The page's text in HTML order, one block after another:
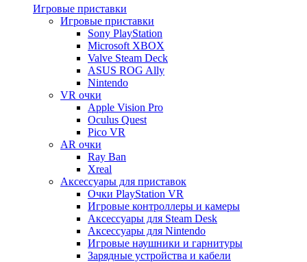
Игровые приставки
Игровые приставки
Sony PlayStation
Microsoft XBOX
Valve Steam Deck
ASUS ROG Ally
Nintendo
VR очки
Apple Vision Pro
Oculus Quest
Pico VR
AR очки
Ray Ban
Xreal
Аксессуары для приставок
Очки PlayStation VR
Игровые контроллеры и камеры
Аксессуары для Steam Desk
Аксессуары для Nintendo
Игровые наушники и гарнитуры
Зарядные устройства и кабели